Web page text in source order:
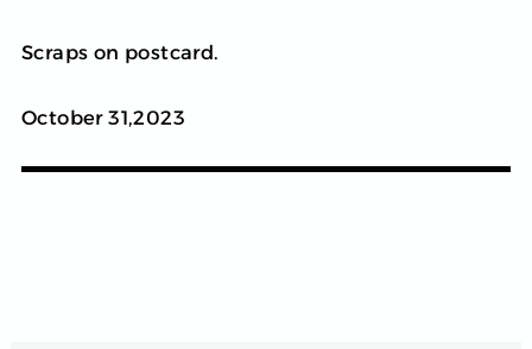
Scraps on postcard.
October 31,2023